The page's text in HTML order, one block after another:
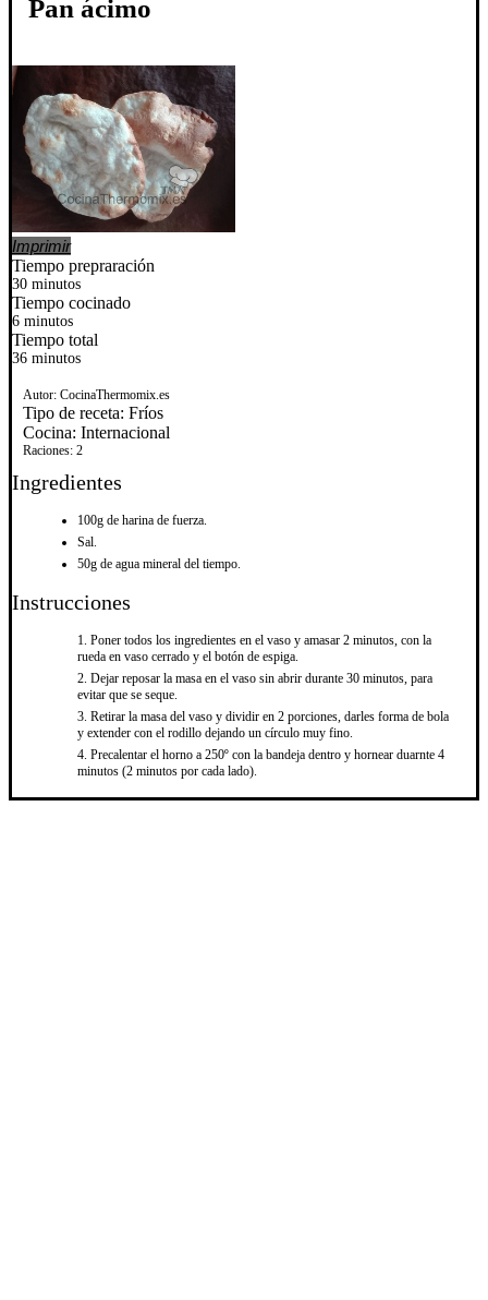
Pan ácimo
Imprimir
Tiempo prepraración
30 minutos
Tiempo cocinado
6 minutos
Tiempo total
36 minutos
Autor: CocinaThermomix.es
Tipo de receta: Fríos
Cocina: Internacional
Raciones: 2
Ingredientes
100g de harina de fuerza.
Sal.
50g de agua mineral del tiempo.
Instrucciones
Poner todos los ingredientes en el vaso y amasar 2 minutos, con la
rueda en vaso cerrado y el botón de espiga.
Dejar reposar la masa en el vaso sin abrir durante 30 minutos, para
evitar que se seque.
Retirar la masa del vaso y dividir en 2 porciones, darles forma de bola
y extender con el rodillo dejando un círculo muy fino.
Precalentar el horno a 250º con la bandeja dentro y hornear duarnte 4
minutos (2 minutos por cada lado).